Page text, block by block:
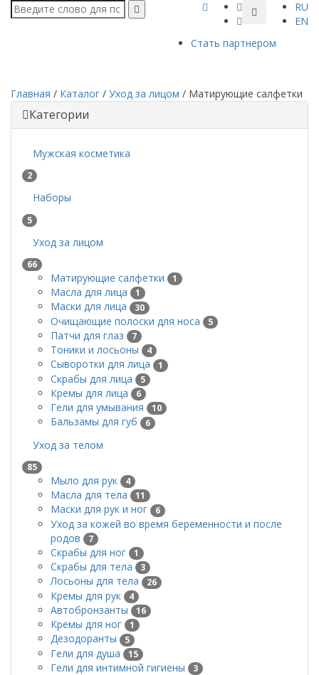
RU
EN
Стать партнером
Главная / Каталог / Уход за лицом / Матирующие салфетки
Категории
Мужская косметика
2
Наборы
5
Уход за лицом
66
Матирующие салфетки 1
Масла для лица 1
Маски для лица 30
Очищающие полоски для носа 5
Патчи для глаз 7
Тоники и лосьоны 4
Сыворотки для лица 1
Скрабы для лица 5
Кремы для лица 6
Гели для умывания 10
Бальзамы для губ 6
Уход за телом
85
Мыло для рук 4
Масла для тела 11
Маски для рук и ног 6
Уход за кожей во время беременности и после
родов
7
Скрабы для ног 1
Скрабы для тела 3
Лосьоны для тела 26
Кремы для рук 4
Автобронзанты 16
Кремы для ног 1
Дезодоранты 5
Гели для душа 15
Гели для интимной гигиены 3